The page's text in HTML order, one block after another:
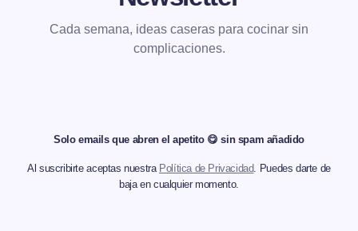
Cada semana, ideas caseras para cocinar sin
complicaciones.
Solo emails que abren el apetito 😋 sin spam añadido
Al suscribirte aceptas nuestra Política de Privacidad. Puedes darte de
baja en cualquier momento.